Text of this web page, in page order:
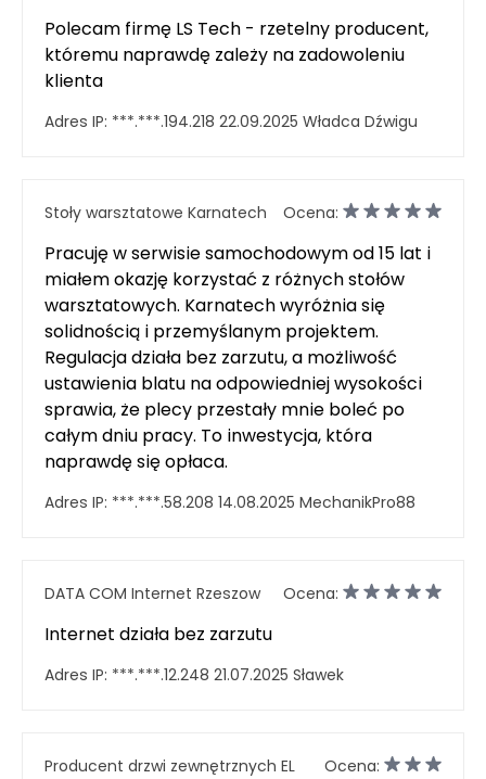
Polecam firmę LS Tech - rzetelny producent,
któremu naprawdę zależy na zadowoleniu
klienta
Adres IP: ***.***.194.218 22.09.2025 Władca Dźwigu
Stoły warsztatowe Karnatech Ocena:
Pracuję w serwisie samochodowym od 15 lat i
miałem okazję korzystać z różnych stołów
warsztatowych. Karnatech wyróżnia się
solidnością i przemyślanym projektem.
Regulacja działa bez zarzutu, a możliwość
ustawienia blatu na odpowiedniej wysokości
sprawia, że plecy przestały mnie boleć po
całym dniu pracy. To inwestycja, która
naprawdę się opłaca.
Adres IP: ***.***.58.208 14.08.2025 MechanikPro88
DATA COM Internet Rzeszow Ocena:
Internet działa bez zarzutu
Adres IP: ***.***.12.248 21.07.2025 Sławek
Producent drzwi zewnętrznych EL
Ocena: